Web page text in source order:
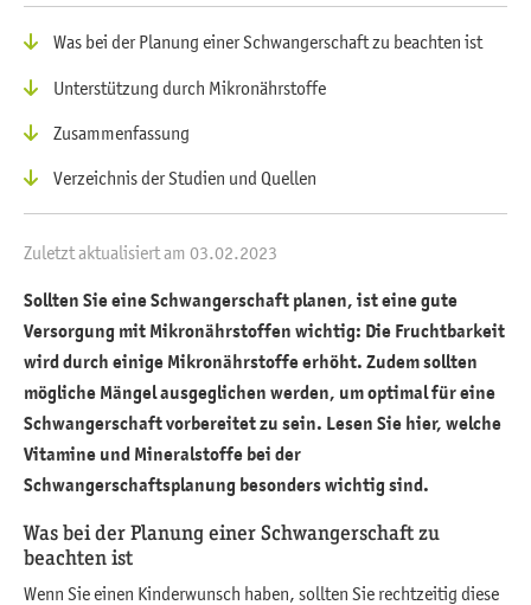
Was bei der Planung einer Schwangerschaft zu beachten ist
Unterstützung durch Mikronährstoffe
Zusammenfassung
Verzeichnis der Studien und Quellen
Zuletzt aktualisiert am 03.02.2023
Sollten Sie eine Schwangerschaft planen, ist eine gute
Versorgung mit Mikronährstoffen wichtig: Die Fruchtbarkeit
wird durch einige Mikronährstoffe erhöht. Zudem sollten
mögliche Mängel ausgeglichen werden, um optimal für eine
Schwangerschaft vorbereitet zu sein. Lesen Sie hier, welche
Vitamine und Mineralstoffe bei der
Schwangerschaftsplanung besonders wichtig sind.
Was bei der Planung einer Schwangerschaft zu
beachten ist
Wenn Sie einen Kinderwunsch haben, sollten Sie rechtzeitig diese